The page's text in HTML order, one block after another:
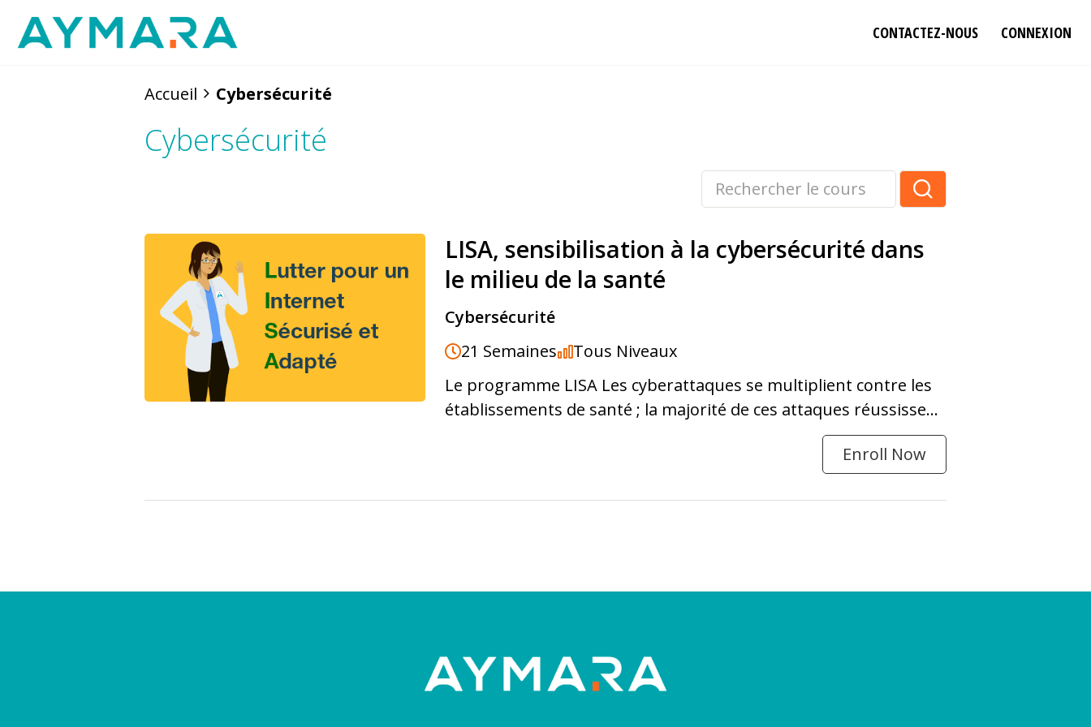
Aller
CONTACTEZ-NOUS CONNEXION
Accueil Cybersécurité
Cybersécurité
LISA, sensibilisation à la cybersécurité dans
le milieu de la santé
Cybersécurité
21 Semaines
Tous Niveaux
Le programme LISA Les cyberattaques se multiplient contre les
établissements de santé ; la majorité de ces attaques réussissent
Enroll Now